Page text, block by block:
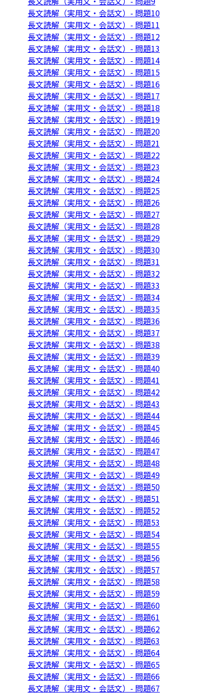
長文読解（実用文・会話文）- 問題10
長文読解（実用文・会話文）- 問題11
長文読解（実用文・会話文）- 問題12
長文読解（実用文・会話文）- 問題13
長文読解（実用文・会話文）- 問題14
長文読解（実用文・会話文）- 問題15
長文読解（実用文・会話文）- 問題16
長文読解（実用文・会話文）- 問題17
長文読解（実用文・会話文）- 問題18
長文読解（実用文・会話文）- 問題19
長文読解（実用文・会話文）- 問題20
長文読解（実用文・会話文）- 問題21
長文読解（実用文・会話文）- 問題22
長文読解（実用文・会話文）- 問題23
長文読解（実用文・会話文）- 問題24
長文読解（実用文・会話文）- 問題25
長文読解（実用文・会話文）- 問題26
長文読解（実用文・会話文）- 問題27
長文読解（実用文・会話文）- 問題28
長文読解（実用文・会話文）- 問題29
長文読解（実用文・会話文）- 問題30
長文読解（実用文・会話文）- 問題31
長文読解（実用文・会話文）- 問題32
長文読解（実用文・会話文）- 問題33
長文読解（実用文・会話文）- 問題34
長文読解（実用文・会話文）- 問題35
長文読解（実用文・会話文）- 問題36
長文読解（実用文・会話文）- 問題37
長文読解（実用文・会話文）- 問題38
長文読解（実用文・会話文）- 問題39
長文読解（実用文・会話文）- 問題40
長文読解（実用文・会話文）- 問題41
長文読解（実用文・会話文）- 問題42
長文読解（実用文・会話文）- 問題43
長文読解（実用文・会話文）- 問題44
長文読解（実用文・会話文）- 問題45
長文読解（実用文・会話文）- 問題46
長文読解（実用文・会話文）- 問題47
長文読解（実用文・会話文）- 問題48
長文読解（実用文・会話文）- 問題49
長文読解（実用文・会話文）- 問題50
長文読解（実用文・会話文）- 問題51
長文読解（実用文・会話文）- 問題52
長文読解（実用文・会話文）- 問題53
長文読解（実用文・会話文）- 問題54
長文読解（実用文・会話文）- 問題55
長文読解（実用文・会話文）- 問題56
長文読解（実用文・会話文）- 問題57
長文読解（実用文・会話文）- 問題58
長文読解（実用文・会話文）- 問題59
長文読解（実用文・会話文）- 問題60
長文読解（実用文・会話文）- 問題61
長文読解（実用文・会話文）- 問題62
長文読解（実用文・会話文）- 問題63
長文読解（実用文・会話文）- 問題64
長文読解（実用文・会話文）- 問題65
長文読解（実用文・会話文）- 問題66
長文読解（実用文・会話文）- 問題67